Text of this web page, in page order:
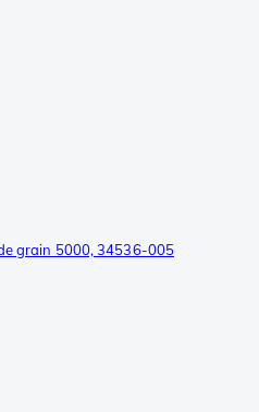
grain 5000, 34536-005